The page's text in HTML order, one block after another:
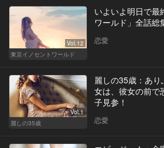
Vol.12
東京イノセントワールド
いよいよ明日で最
ワールド」全話総
恋愛
Vol.1
麗しの35歳
麗しの35歳：あ
女は、彼女の前で
子見参！
恋愛